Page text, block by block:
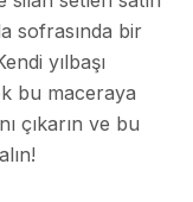
sofrasında bir
yılbaşı
bu maceraya
çıkarın ve bu